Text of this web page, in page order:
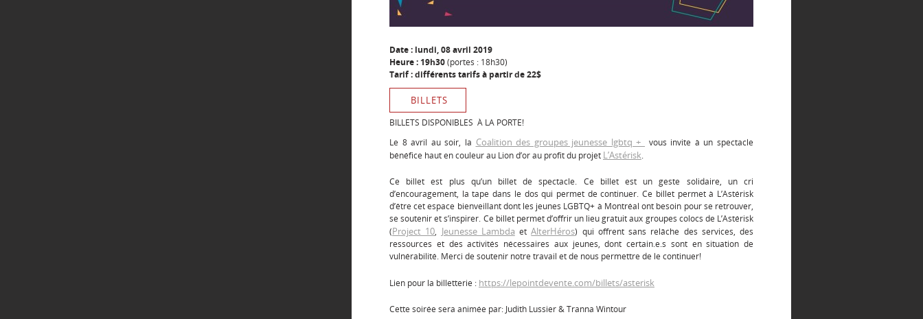
Date : lundi, 08 avril 2019
Heure : 19h30(portes : 18h30)
Tarif : différents tarifs à partir de 22$
BILLETS
BILLETS DISPONIBLES À LA PORTE!
Le 8 avril au soir, la Coalition des groupes jeunesse lgbtq +
vous invite à un spectacle
bénéfice haut en couleur au Lion d’or au profit du projet L’Astérisk.
Ce billet est plus qu’un billet de spectacle. Ce billet est un geste solidaire, un cri
d’encouragement, la tape dans le dos qui permet de continuer. Ce billet permet à L’Astérisk
d’être cet espace bienveillant dont les jeunes LGBTQ+ à Montréal ont besoin pour se retrouver,
se soutenir et s’inspirer. Ce billet permet d’offrir un lieu gratuit aux groupes colocs de L’Astérisk
(Project 10, Jeunesse Lambda etAlterHéros) qui offrent sans relâche des services, des
ressources et des activités nécessaires aux jeunes, dont certain.e.s sont en situation de
vulnérabilité. Merci de soutenir notre travail et de nous permettre de le continuer!
Lien pour la billetterie : https://lepointdevente.com/billets/asterisk
Cette soirée sera animée par: Judith Lussier & Tranna Wintour